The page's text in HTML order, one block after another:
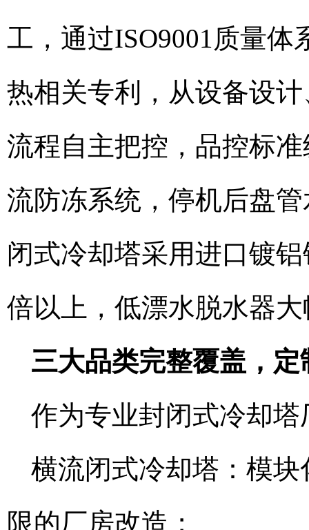
工，通过ISO9001质量
热相关专利，从设备设
流程自主把控，品控标
流防冻系统，停机后盘
闭式冷却塔采用进口镀
倍以上，低漂水脱水器
三大品类完整覆盖，定
作为专业封闭式冷却
横流闭式冷却塔：模
限的厂房改造；